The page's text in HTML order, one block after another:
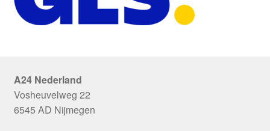
A24 Nederland
Vosheuvelweg 22
6545 AD Nijmegen